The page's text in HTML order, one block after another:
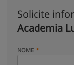
Solicite
Academia
NOME